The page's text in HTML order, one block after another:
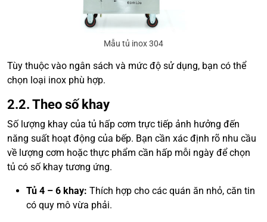
Mẫu tủ inox 304
Tùy thuộc vào ngân sách và mức độ sử dụng, bạn có thể
chọn loại inox phù hợp.
2.2. Theo số khay
Số lượng khay của tủ hấp cơm trực tiếp ảnh hưởng đến
năng suất hoạt động của bếp. Bạn cần xác định rõ nhu cầu
về lượng cơm hoặc thực phẩm cần hấp mỗi ngày để chọn
tủ có số khay tương ứng.
Tủ 4 – 6 khay: Thích hợp cho các quán ăn nhỏ, căn tin
có quy mô vừa phải.